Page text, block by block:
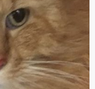
തളിപ്പറമ്പ് നഗരസഭ
സെക്രട്ടെറി ഉള്‍പ്പെടെ
19 പേരെ തരംതാഴ്ത്തി
സര്‍ക്കാര്‍ ഉത്തരവ്.
admin3 August 7, 2026